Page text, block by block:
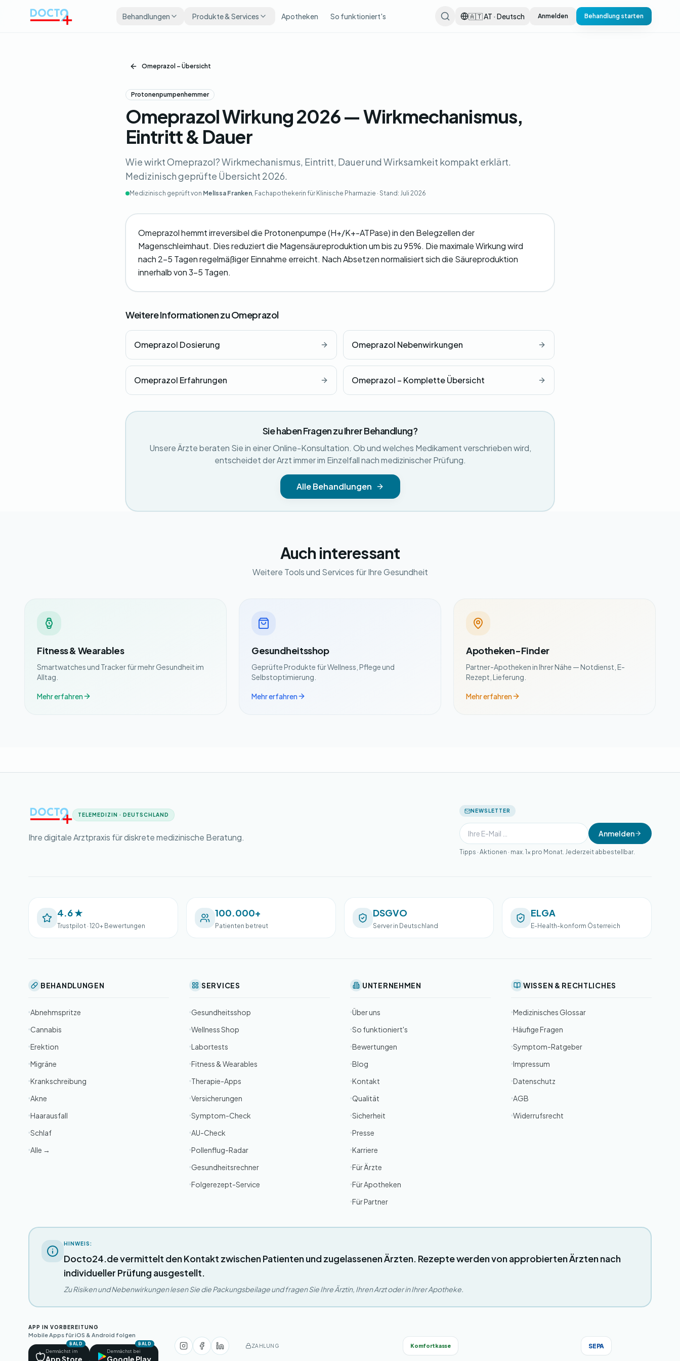
Behandlungen
Produkte & Services Apotheken So funktioniert's 🇦🇹 AT · Deutsch Anmelden Behandlung starten
Omeprazol – Übersicht
Protonenpumpenhemmer
Omeprazol Wirkung 2026 — Wirkmechanismus,
Eintritt & Dauer
Wie wirkt Omeprazol? Wirkmechanismus, Eintritt, Dauer und Wirksamkeit kompakt erklärt.
Medizinisch geprüfte Übersicht 2026.
Medizinisch geprüft von Melissa Franken, Fachapothekerin für Klinische Pharmazie · Stand: Juli 2026
Omeprazol hemmt irreversibel die Protonenpumpe (H+/K+-ATPase) in den Belegzellen der
Magenschleimhaut. Dies reduziert die Magensäureproduktion um bis zu 95%. Die maximale Wirkung wird
nach 2-5 Tagen regelmäßiger Einnahme erreicht. Nach Absetzen normalisiert sich die Säureproduktion
innerhalb von 3-5 Tagen.
Weitere Informationen zu Omeprazol
Omeprazol Dosierung Omeprazol Nebenwirkungen
Omeprazol Erfahrungen Omeprazol – Komplette Übersicht
Sie haben Fragen zu Ihrer Behandlung?
Unsere Ärzte beraten Sie in einer Online-Konsultation. Ob und welches Medikament verschrieben wird,
entscheidet der Arzt immer im Einzelfall nach medizinischer Prüfung.
Alle Behandlungen
Auch interessant
Weitere Tools und Services für Ihre Gesundheit
Fitness & Wearables
Smartwatches und Tracker für mehr Gesundheit im
Alltag.
Mehr erfahren
Gesundheitsshop
Geprüfte Produkte für Wellness, Pflege und
Selbstoptimierung.
Mehr erfahren
Apotheken-Finder
Partner-Apotheken in Ihrer Nähe — Notdienst, E-
Rezept, Lieferung.
Mehr erfahren
TELEMEDIZIN · DEUTSCHLAND
Ihre digitale Arztpraxis für diskrete medizinische Beratung.
NEWSLETTER
Anmelden
Tipps · Aktionen · max. 1× pro Monat. Jederzeit abbestellbar.
4.6 ★
Trustpilot · 120+ Bewertungen
100.000+
Patienten betreut
DSGVO
Server in Deutschland
ELGA
E-Health-konform Österreich
BEHANDLUNGEN
Abnehmspritze
Cannabis
Erektion
Migräne
Krankschreibung
Akne
Haarausfall
Schlaf
Alle →
SERVICES
Gesundheitsshop
Wellness Shop
Labortests
Fitness & Wearables
Therapie-Apps
Versicherungen
Symptom-Check
AU-Check
Pollenflug-Radar
Gesundheitsrechner
Folgerezept-Service
UNTERNEHMEN
Über uns
So funktioniert's
Bewertungen
Blog
Kontakt
Qualität
Sicherheit
Presse
Karriere
Für Ärzte
Für Apotheken
Für Partner
WISSEN & RECHTLICHES
Medizinisches Glossar
Häufige Fragen
Symptom-Ratgeber
Impressum
Datenschutz
AGB
Widerrufsrecht
HINWEIS:
Docto24.de vermittelt den Kontakt zwischen Patienten und zugelassenen Ärzten. Rezepte werden von approbierten Ärzten nach
individueller Prüfung ausgestellt.
Zu Risiken und Nebenwirkungen lesen Sie die Packungsbeilage und fragen Sie Ihre Ärztin, Ihren Arzt oder in Ihrer Apotheke.
APP IN VORBEREITUNG
Mobile Apps für iOS & Android folgen
BALD
Demnächst im
App Store
BALD
Demnächst bei
Google Play
ZAHLUNG Komfortkasse SEPA